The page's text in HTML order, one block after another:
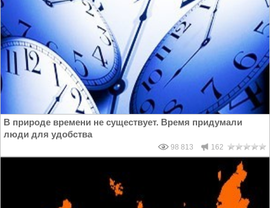
В природе времени не существует. Время придумали
люди для удобства
98 813 162